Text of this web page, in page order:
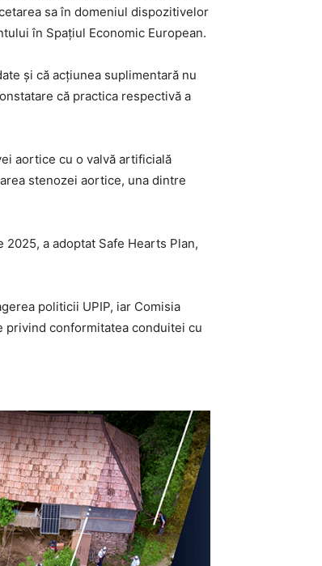
sa în domeniul dispozitivelor
în Spațiul Economic European.
și că acțiunea suplimentară nu
că practica respectivă a
aortice cu o valvă artificială
stenozei aortice, una dintre
a adoptat Safe Hearts Plan,
politicii UPIP, iar Comisia
privind conformitatea conduitei cu